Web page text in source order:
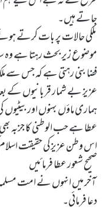
جاتے ہیں۔
ملکی حالات پر بات کرتے
موضوع زیر بحث رہتا ہے وہ
فضا بنی رہتی ہے کہ جس سے
عزیز بے شمار قربانیوں کے
ہماری ماؤں بہنوں اور بیٹیوں
عطا ہے حب الوطنی کا جزبہ
اس وطن عزیزکی حقیقت
صحیح شعور عطا فرمائیں
آخر میں انہوں نے امت
دعا فرمائی۔